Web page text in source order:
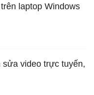
laptop Windows
sửa video trực tuyến,